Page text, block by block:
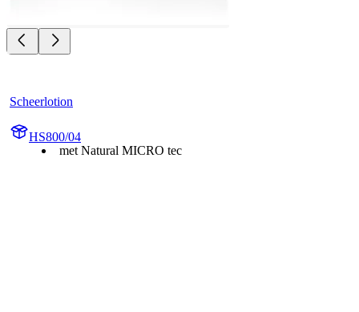
Scheerlotion
HS800/04
met Natural MICRO tec